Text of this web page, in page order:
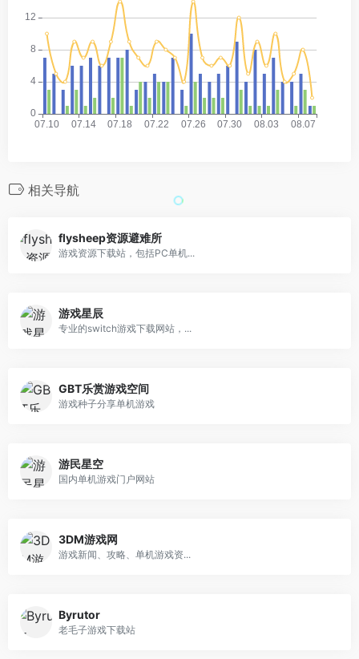
相关导航
flysheep资源避难所
游戏资源下载站，包括PC单机...
游戏星辰
专业的switch游戏下载网站，...
GBT乐赏游戏空间
游戏种子分享单机游戏
游民星空
国内单机游戏门户网站
3DM游戏网
游戏新闻、攻略、单机游戏资...
Byrutor
老毛子游戏下载站